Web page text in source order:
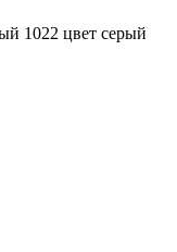
1022 цвет серый